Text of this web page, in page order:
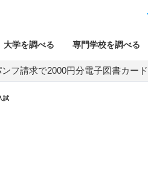
大学を調べる 専門学校を調べる
ンフ請求で2000円分電子図書カー
試